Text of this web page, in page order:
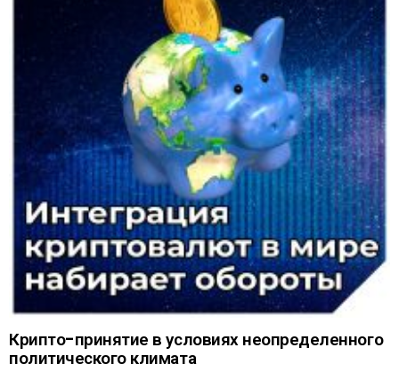
Крипто-принятие в условиях неопределенного
политического климата